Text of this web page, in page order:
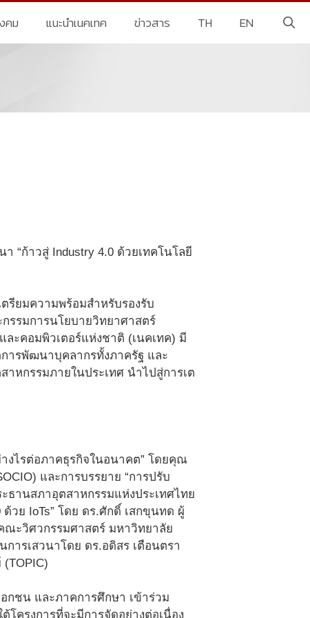
คม แนะนำเนคเทค ข่าวสาร TH EN
“ก้าวสู่ Industry 4.0 ด้วยเทคโนโลยี
รียมความพร้อมสำหรับรองรับ
รรมการนโยบายวิทยาศาสตร์
ะคอมพิวเตอร์แห่งชาติ (เนคเทค) มี
การพัฒนาบุคลากรทั้งภาครัฐ และ
หกรรมภายในประเทศ นำไปสู่การเต
งไรต่อภาคธุรกิจในอนาคต” โดยคุณ
และการบรรยาย “การปรับ
ธานสภาอุตสาหกรรมแห่งประเทศไทย
วย IoTs” โดย ดร.ศักดิ์ เสกขุนทด ผู้
ณะวิศวกรรมศาสตร์ มหาวิทยาลัย
ารเสวนาโดย ดร.อดิสร เตือนตรา
กชน และภาคการศึกษา เข้าร่วม
ครงการที่จะมีการจัดอย่างต่อเนื่อง